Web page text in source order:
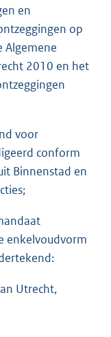
en
op
Algemene
2010 en het
voor
conform
Binnenstad en
enkelvoudvorm
Utrecht,